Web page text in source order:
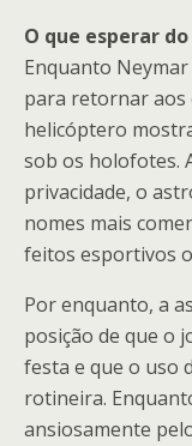
O que esperar
Enquanto
para retornar aos
helicóptero
sob os holofotes.
privacidade, o
nomes mais
feitos esportivos
Por enquanto, a
posição de que o
festa e que o uso
rotineira.
ansiosamente